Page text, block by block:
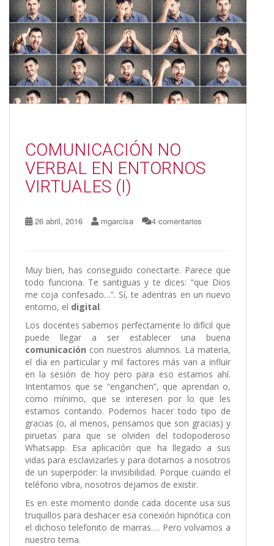
o
k
n ti
r
COMUNICACIÓN NO
VERBAL EN ENTORNOS
VIRTUALES (I)
26 abril, 2016 mgarcisa 4 comentarios
Muy bien, has conseguido conectarte. Parece que
todo funciona. Te santiguas y te dices: “que Dios
me coja confesado…”. Sí, te adentras en un nuevo
entorno, el digital.
Los docentes sabemos perfectamente lo difícil que
puede llegar a ser establecer una buena
comunicación con nuestros alumnos. La materia,
el día en particular y mil factores más van a influir
en la sesión de hoy pero para eso estamos ahí.
Intentamos que se “enganchen”, que aprendan o,
como mínimo, que se interesen por lo que les
estamos contando. Podemos hacer todo tipo de
gracias (o, al menos, pensamos que son gracias) y
piruetas para que se olviden del todopoderoso
Whatsapp. Esa aplicación que ha llegado a sus
vidas para esclavizarles y para dotarnos a nosotros
de un superpoder: la invisibilidad. Porque cuando el
teléfono vibra, nosotros dejamos de existir.
Es en este momento donde cada docente usa sus
truquillos para deshacer esa conexión hipnótica con
el dichoso telefonito de marras…. Pero volvamos a
nuestro tema.